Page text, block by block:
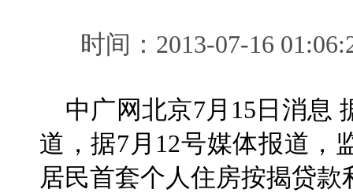
时间：2013-07-16
中广网北京7月15日消息
道，据7月12号媒体报道，
居民首套个人住房按揭贷